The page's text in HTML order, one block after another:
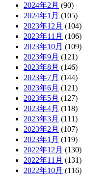
2024年2月 (90)
2024年1月 (105)
2023年12月 (104)
2023年11月 (106)
2023年10月 (109)
2023年9月 (121)
2023年8月 (146)
2023年7月 (144)
2023年6月 (121)
2023年5月 (127)
2023年4月 (118)
2023年3月 (111)
2023年2月 (107)
2023年1月 (119)
2022年12月 (130)
2022年11月 (131)
2022年10月 (116)